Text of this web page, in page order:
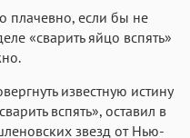
плачевно, если бы не
«сварить яйцо вспять»
известную истину
вспять», оставил в
звезд от Нью-